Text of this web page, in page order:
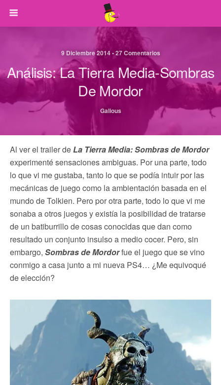
9 Diciembre 2014 • 27 Comentarios
Análisis: La Tierra Media-Sombras
De Mordor
Galious
Al ver el trailer deLa Tierra Media: Sombras de Mordor
experimenté sensaciones ambiguas. Por una parte, todo
lo que vi me gustaba, tanto lo que se podía intuir por las
mecánicas de juego como la ambientación basada en el
mundo de Tolkien. Pero por otra parte, todo lo que vi me
sonaba a otros juegos y existía la posibilidad de tratarse
de un batiburrillo de cosas conocidas que dan como
resultado un conjunto insulso a medio cocer. Pero, sin
embargo, Sombras de Mordorfue el juego que se vino
conmigo a casa junto a mi nueva PS4… ¿Me equivoqué
de elección?